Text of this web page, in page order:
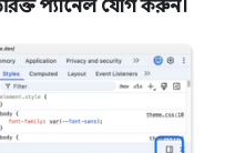
প্যানেল যোগ করুন।